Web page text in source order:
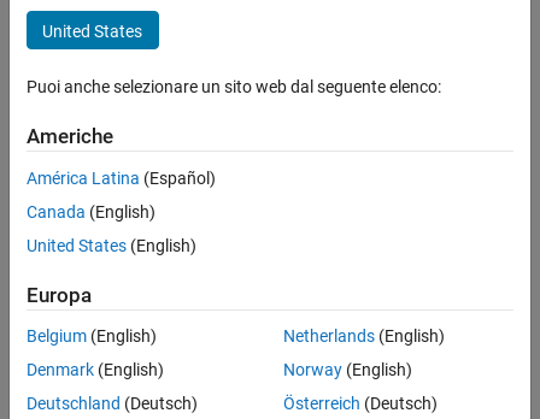
Rapid Control Prototyping with
Simulink Real-Time
Full Transcript
Related Resources
Feedback
UP NEXT
RELATED VIDEOS
United States
Puoi anche selezionare un sito web dal seguente elenco:
Americhe
América Latina (Español)
Canada (English)
United States (English)
Europa
Belgium (English)
Denmark (English)
Deutschland (Deutsch)
Netherlands(English)
Norway(English)
Österreich (Deutsch)